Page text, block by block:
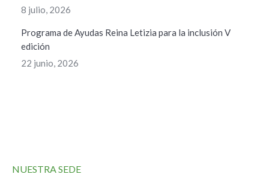
8 julio, 2026
Programa de Ayudas Reina Letizia para la inclusión V
edición
22 junio, 2026
NUESTRA SEDE